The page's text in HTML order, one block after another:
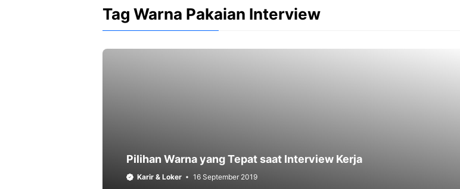
Tag Warna Pakaian Interview
Pilihan Warna yang Tepat saat Interview Kerja
Karir & Loker 16 September 2019